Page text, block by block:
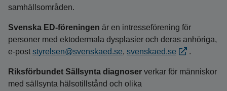
samhällsområden.
Svenska ED-föreningen är en intresseförening för
personer med ektodermala dysplasier och deras anhöriga,
e-post styrelsen@svenskaed.se, svenskaed.se .
Riksförbundet Sällsynta diagnoser verkar för människor
med sällsynta hälsotillstånd och olika